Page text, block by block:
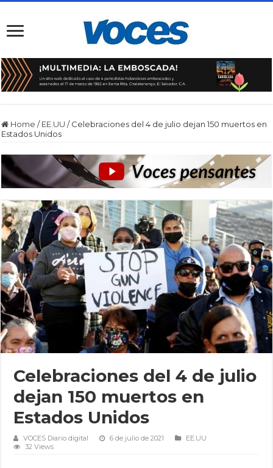
Home / EE.UU / Celebraciones del 4 de julio dejan 150 muertos en
Estados Unidos
Celebraciones del 4 de julio
dejan 150 muertos en
Estados Unidos
VOCES Diario digital 6 de julio de 2021
EE.UU
32 Views